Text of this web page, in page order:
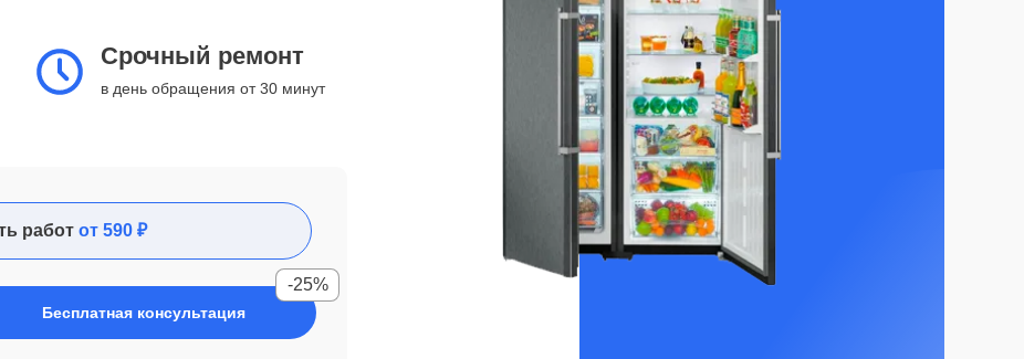
Срочный ремонт
в день обращения от 30 минут
работ от 590 ₽
Бесплатная консультация
-25%